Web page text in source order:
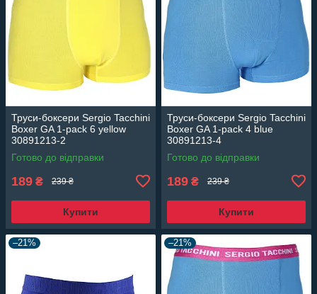
Труси-боксери Sergio Tacchini
Boxer GA 1-pack 6 yellow
30891213-2
Готово до відправки
189 ₴ 239 ₴
Купити
Труси-боксери Sergio Tacchini
Boxer GA 1-pack 4 blue
30891213-4
Готово до відправки
189 ₴ 239 ₴
Купити
–21% –21%